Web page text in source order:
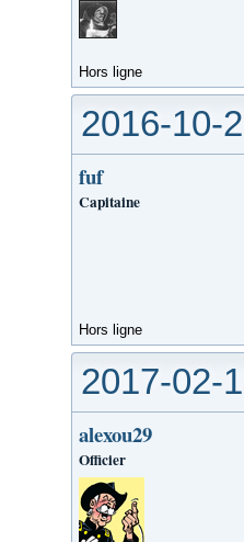
Hors ligne
2016-10-
fuf
Capitaine
Hors ligne
2017-02-
alexou29
Officier